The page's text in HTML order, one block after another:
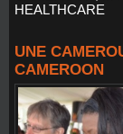
HEALTHCARE
UNE
CAMEROON